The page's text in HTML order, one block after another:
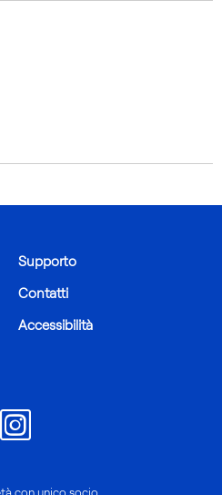
Supporto
Contatti
Accessibilità